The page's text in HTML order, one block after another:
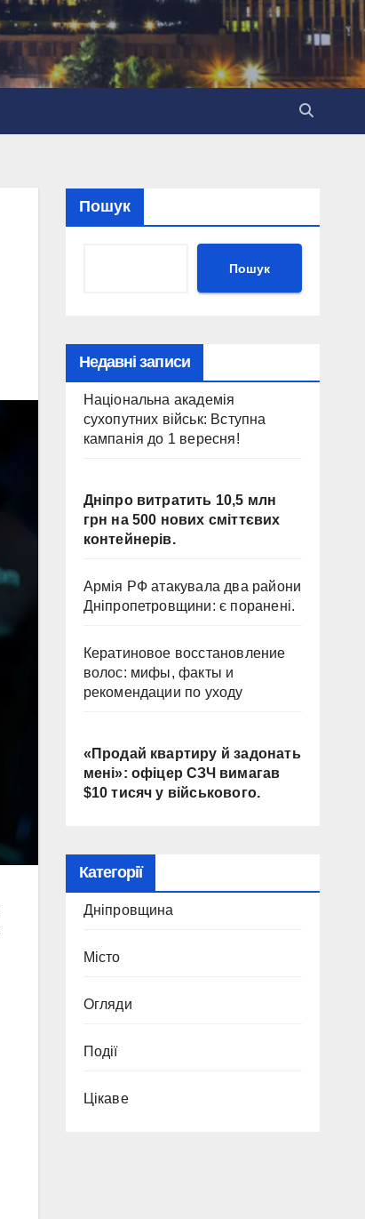
Пошук
Пошук
Недавні записи
Національна академія
сухопутних військ: Вступна
кампанія до 1 вересня!
Дніпро витратить 10,5 млн
грн на 500 нових сміттєвих
контейнерів.
Армія РФ атакувала два райони
Дніпропетровщини: є поранені.
Кератиновое восстановление
волос: мифы, факты и
рекомендации по уходу
«Продай квартиру й задонать
мені»: офіцер СЗЧ вимагав
$10 тисяч у військового.
Категорії
Дніпровщина
Місто
Огляди
Події
Цікаве